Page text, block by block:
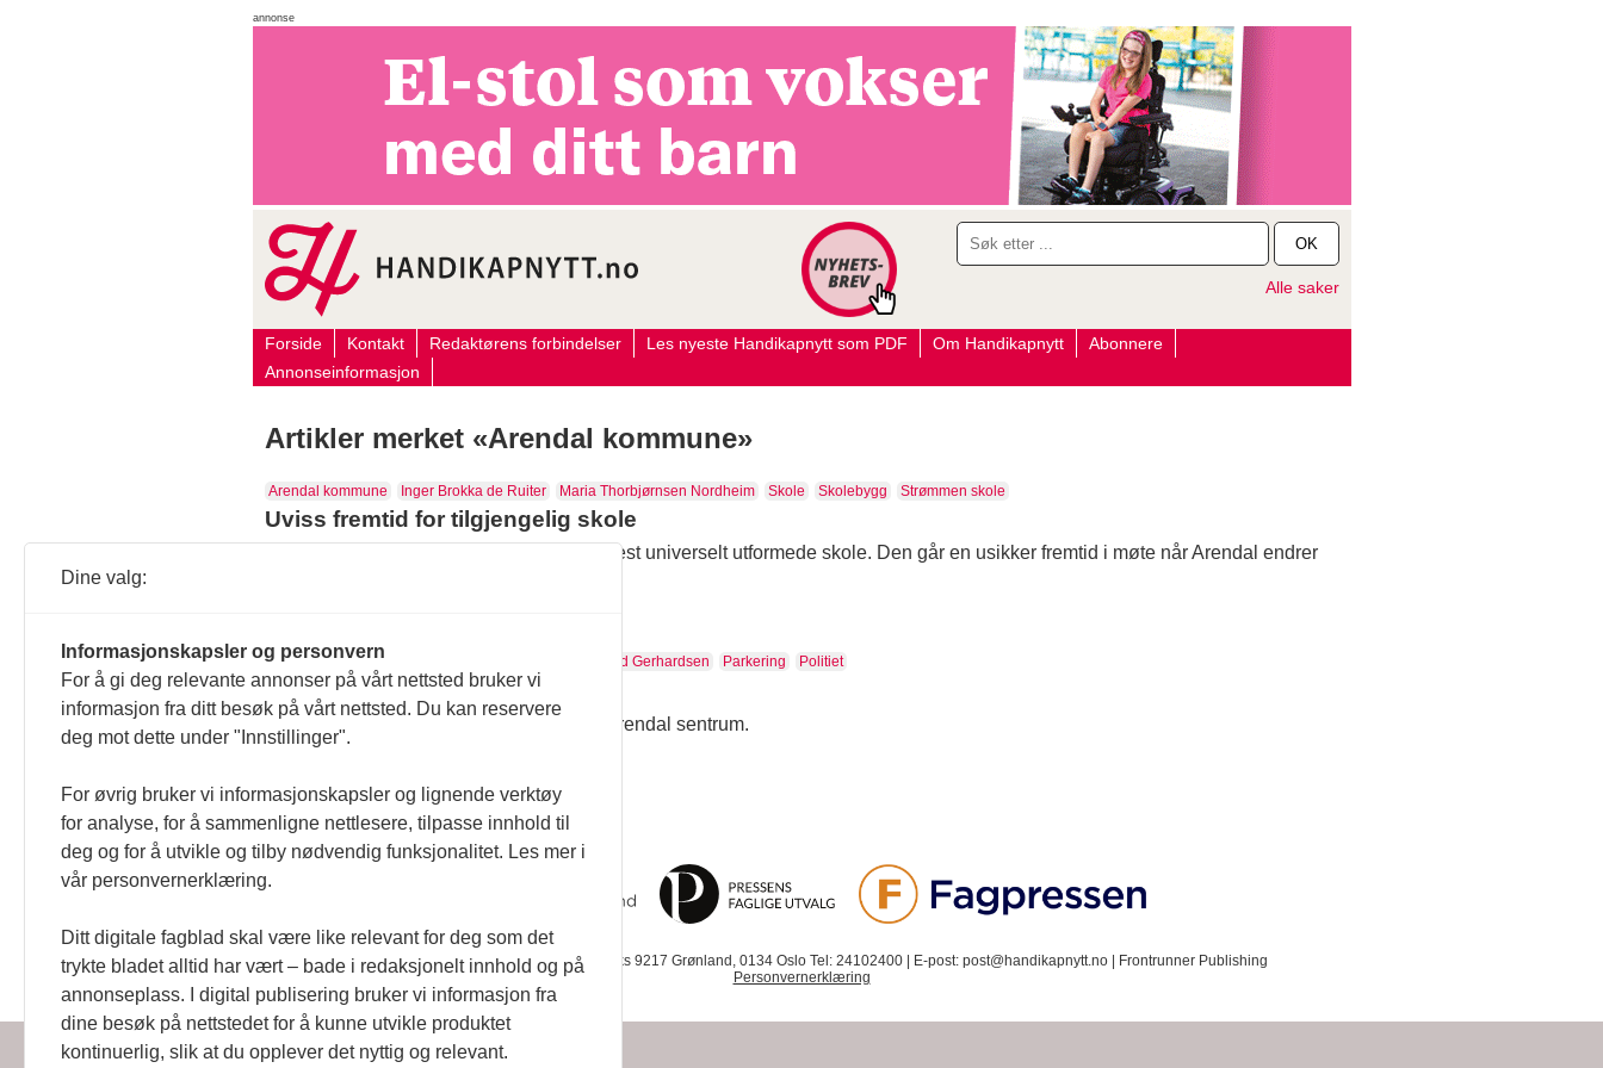
annonse
OK
Alle saker
Forside Kontakt Redaktørens forbindelser Les nyeste Handikapnytt som PDF Om Handikapnytt
Abonnere
Annonseinformasjon
Artikler merket «Arendal kommune»
Arendal kommune Inger Brokka de Ruiter Maria Thorbjørnsen Nordheim Skole Skolebygg Strømmen skole
Uviss fremtid for tilgjengelig skole
Strømmen skole omtales som Arendals mest universelt utformede skole. Den går en usikker fremtid i møte når Arendal endrer
Arendal kommune Øyvind Gerhardsen Parkering Politiet
Mistet parkeringsplass i Arendal
Politiet gjorde krav på flere HC-plasser i Arendal sentrum.
Handikapnytt | Schweigaardsgt. 12 | Postboks 9217 Grønland, 0134 Oslo Tel: 24102400 | E-post: post@handikapnytt.no |
Frontrunner Publishing
Personvernerklæring
Dine valg:
Informasjonskapsler og personvern
For å gi deg relevante annonser på vårt nettsted bruker vi
informasjon fra ditt besøk på vårt nettsted. Du kan reservere
deg mot dette under "Innstillinger".
For øvrig bruker vi informasjonskapsler og lignende verktøy
for analyse, for å sammenligne nettlesere, tilpasse innhold til
deg og for å utvikle og tilby nødvendig funksjonalitet. Les mer i
vår personvernerklæring.
Ditt digitale fagblad skal være like relevant for deg som det
trykte bladet alltid har vært – bade i redaksjonelt innhold og på
annonseplass. I digital publisering bruker vi informasjon fra
dine besøk på nettstedet for å kunne utvikle produktet
kontinuerlig, slik at du opplever det nyttig og relevant.